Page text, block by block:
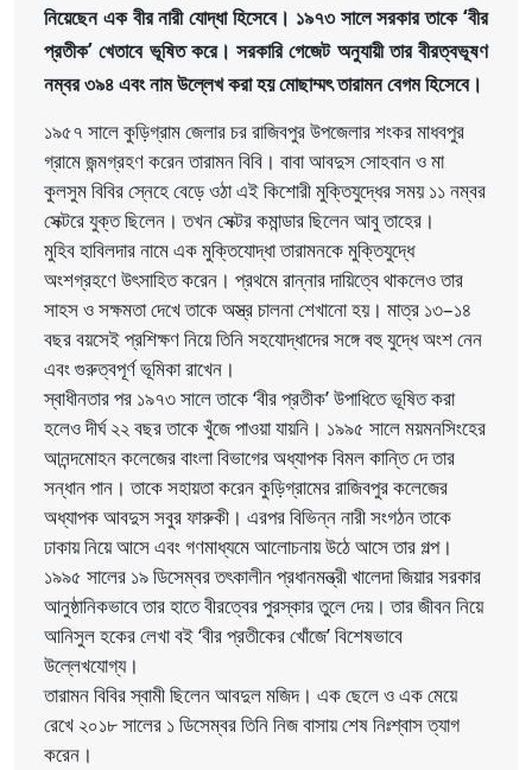
নিয়েছেন এক বীর নারী যোদ্ধা হিসেবে। ১৯৭৩ সালে সরকার তাকে ‘বীর
প্রতীক’ খেতাবে ভূষিত করে। সরকারি গেজেট অনুযায়ী তার বীরত্বভূষণ
নম্বর ৩৯৪ এবং নাম উল্লেখ করা হয় মোছাম্মৎ তারামন বেগম হিসেবে।
১৯৫৭ সালে কুড়িগ্রাম জেলার চর রাজিবপুর উপজেলার শংকর মাধবপুর
গ্রামে জন্মগ্রহণ করেন তারামন বিবি। বাবা আবদুস সোহবান ও মা
কুলসুম বিবির স্নেহে বেড়ে ওঠা এই কিশোরী মুক্তিযুদ্ধের সময় ১১ নম্বর
সেক্টরে যুক্ত ছিলেন। তখন সেক্টর কমান্ডার ছিলেন আবু তাহের।
মুহিব হাবিলদার নামে এক মুক্তিযোদ্ধা তারামনকে মুক্তিযুদ্ধে
অংশগ্রহণে উৎসাহিত করেন। প্রথমে রান্নার দায়িত্বে থাকলেও তার
সাহস ও সক্ষমতা দেখে তাকে অস্ত্র চালনা শেখানো হয়। মাত্র ১৩–১৪
বছর বয়সেই প্রশিক্ষণ নিয়ে তিনি সহযোদ্ধাদের সঙ্গে বহু যুদ্ধে অংশ নেন
এবং গুরুত্বপূর্ণ ভূমিকা রাখেন।
স্বাধীনতার পর ১৯৭৩ সালে তাকে ‘বীর প্রতীক’ উপাধিতে ভূষিত করা
হলেও দীর্ঘ ২২ বছর তাকে খুঁজে পাওয়া যায়নি। ১৯৯৫ সালে ময়মনসিংহের
আনন্দমোহন কলেজের বাংলা বিভাগের অধ্যাপক বিমল কান্তি দে তার
সন্ধান পান। তাকে সহায়তা করেন কুড়িগ্রামের রাজিবপুর কলেজের
অধ্যাপক আবদুস সবুর ফারুকী। এরপর বিভিন্ন নারী সংগঠন তাকে
ঢাকায় নিয়ে আসে এবং গণমাধ্যমে আলোচনায় উঠে আসে তার গল্প।
১৯৯৫ সালের ১৯ ডিসেম্বর তৎকালীন প্রধানমন্ত্রী খালেদা জিয়ার সরকার
আনুষ্ঠানিকভাবে তার হাতে বীরত্বের পুরস্কার তুলে দেয়। তার জীবন নিয়ে
আনিসুল হকের লেখা বই ‘বীর প্রতীকের খোঁজে’ বিশেষভাবে
উল্লেখযোগ্য।
তারামন বিবির স্বামী ছিলেন আবদুল মজিদ। এক ছেলে ও এক মেয়ে
রেখে ২০১৮ সালের ১ ডিসেম্বর তিনি নিজ বাসায় শেষ নিঃশ্বাস ত্যাগ
করেন।